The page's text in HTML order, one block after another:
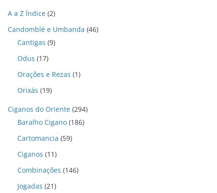
A a Z Índice (2)
Candomblé e Umbanda (46)
Cantigas (9)
Odus (17)
Orações e Rezas (1)
Orixás (19)
Ciganos do Oriente (294)
Baralho Cigano (186)
Cartomancia (59)
Ciganos (11)
Combinações (146)
Jogadas (21)